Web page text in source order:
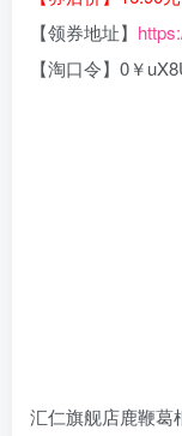
【领券地址】
【淘口令】0￥
汇仁旗舰店鹿鞭葛